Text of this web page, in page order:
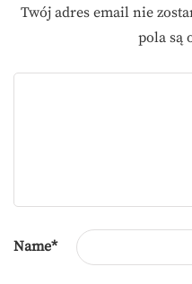
Twój adres email nie
pola są
Name*